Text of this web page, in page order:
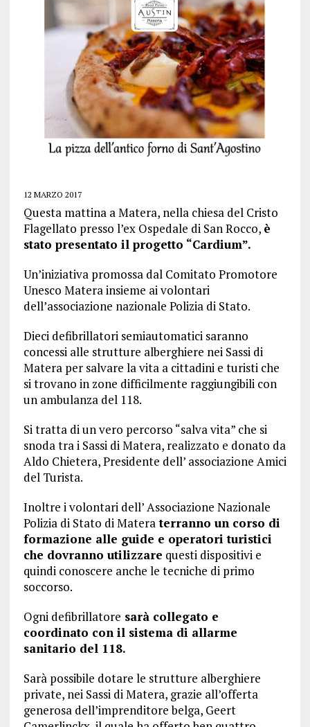
12 MARZO 2017
Questa mattina a Matera, nella chiesa del Cristo
Flagellato presso l’ex Ospedale di San Rocco, è
stato presentato il progetto “Cardium”.
Un’iniziativa promossa dal Comitato Promotore
Unesco Matera insieme ai volontari
dell’associazione nazionale Polizia di Stato.
Dieci defibrillatori semiautomatici saranno
concessi alle strutture alberghiere nei Sassi di
Matera per salvare la vita a cittadini e turisti che
si trovano in zone difficilmente raggiungibili con
un ambulanza del 118.
Si tratta di un vero percorso “salva vita” che si
snoda tra i Sassi di Matera, realizzato e donato da
Aldo Chietera, Presidente dell’ associazione Amici
del Turista.
Inoltre i volontari dell’ Associazione Nazionale
Polizia di Stato di Materaterranno un corso di
formazione alle guide e operatori turistici
che dovranno utilizzare questi dispositivi e
quindi conoscere anche le tecniche di primo
soccorso.
Ogni defibrillatore sarà collegato e
coordinato con il sistema di allarme
sanitario del 118.
Sarà possibile dotare le strutture alberghiere
private, nei Sassi di Matera, grazie all’offerta
generosa dell’imprenditore belga, Geert